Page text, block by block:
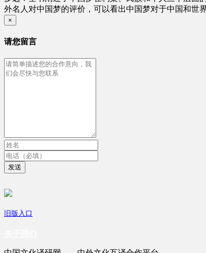
外名人对中国梦的评价，可以看出中国梦对于中国和世
×
请您留言
发送
旧版入口